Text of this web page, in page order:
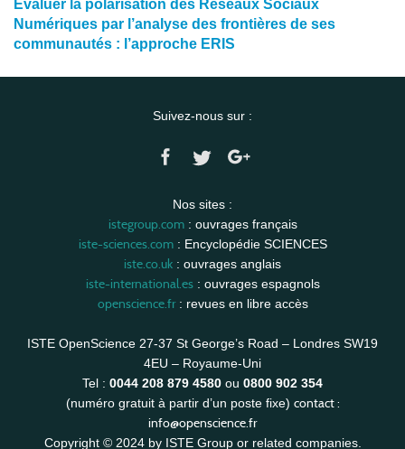
Évaluer la polarisation des Réseaux Sociaux
Numériques par l’analyse des frontières de ses
communautés : l’approche ERIS
Suivez-nous sur :
Nos sites :
istegroup.com: ouvrages français
iste-sciences.com: Encyclopédie SCIENCES
iste.co.uk : ouvrages anglais
iste-international.es: ouvrages espagnols
openscience.fr: revues en libre accès
ISTE OpenScience 27-37 St George’s Road – Londres SW19
4EU – Royaume-Uni
Tel : 0044 208 879 4580 ou 0800 902 354
(numéro gratuit à partir d’un poste fixe) contact :
info@openscience.fr
Copyright © 2024 by ISTE Group or related companies.